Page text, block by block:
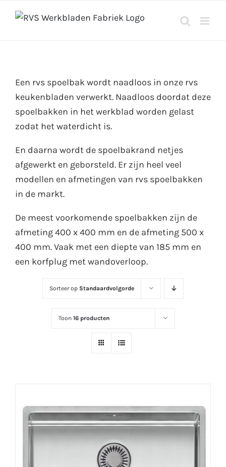
naar
Een rvs spoelbak wordt naadloos in onze rvs
keukenbladen verwerkt. Naadloos doordat deze
spoelbakken in het werkblad worden gelast
zodat het waterdicht is.
En daarna wordt de spoelbakrand netjes
afgewerkt en geborsteld. Er zijn heel veel
modellen en afmetingen van rvs spoelbakken
in de markt.
De meest voorkomende spoelbakken zijn de
afmeting 400 x 400 mm en de afmeting 500 x
400 mm. Vaak met een diepte van 185 mm en
een korfplug met wandoverloop.
Sorteer op Standaardvolgorde
Toon 16 producten